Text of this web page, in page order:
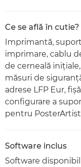
Ce se află în cutie?
Imprimantă,
imprimare, cablu
de cerneală
măsuri de
adrese LFP Eur,
configurare a
pentru
Software inclus
Software